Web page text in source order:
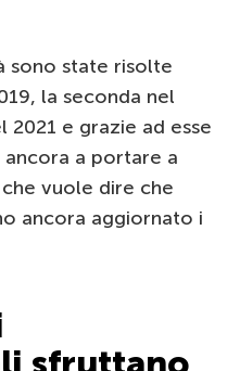
sono state risolte
la seconda nel
2021 e grazie ad esse
a portare a
vuole dire che
ancora aggiornato i